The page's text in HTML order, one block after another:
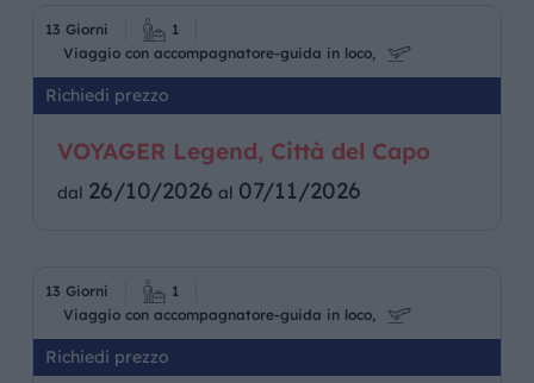
13 Giorni
1
Viaggio con accompagnatore-guida in loco,
Richiedi prezzo
VOYAGER Legend, Città del Capo
dal 26/10/2026 al 07/11/2026
13 Giorni
1
Viaggio con accompagnatore-guida in loco,
Richiedi prezzo